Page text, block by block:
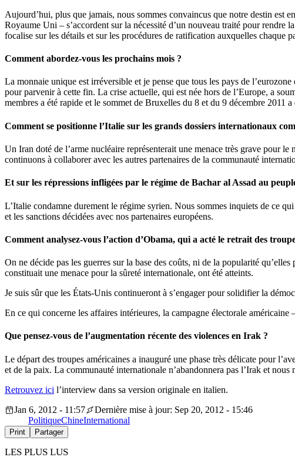
Aujourd’hui, plus que jamais, nous sommes convaincus que notre destin est
Royaume Uni – s’accordent sur la nécessité d’un nouveau traité pour
focalise sur les détails et sur les procédures de ratification auxquelles chaque
Comment abordez-vous les prochains mois ?
La monnaie unique est irréversible et je pense que tous les pays de
pour parvenir à cette fin. La crise actuelle, qui est née hors de l’Europe, a
membres a été rapide et le sommet de Bruxelles du 8 et du 9 décembre
Comment se positionne l’Italie sur les grands dossiers internationaux
Un Iran doté de l’arme nucléaire représenterait une menace très grave pour
continuons à collaborer avec les autres partenaires de la communauté
Et sur les répressions infligées par le régime de Bachar al Assad au
L’Italie condamne durement le régime syrien. Nous sommes inquiets de ce
et les sanctions décidées avec nos partenaires européens.
Comment analysez-vous l’action d’Obama, qui a acté le retrait des
On ne décide pas les guerres sur la base des coûts, ni de la popularité
constituait une menace pour la sûreté internationale, ont été atteints.
Je suis sûr que les États-Unis continueront à s’engager pour solidifier la
En ce qui concerne les affaires intérieures, la campagne électorale
Que pensez-vous de l’augmentation récente des violences en Irak ?
Le départ des troupes américaines a inauguré une phase très délicate pour
et de la paix. La communauté internationale n’abandonnera pas l’Irak et
Retrouvez ici l’interview dans sa version originale en italien.
Jan 6, 2012 - 11:57
Dernière mise à jour: Sep 20, 2012 - 15:46
PolitiqueChineInternational
Print Partager
LES PLUS LUS